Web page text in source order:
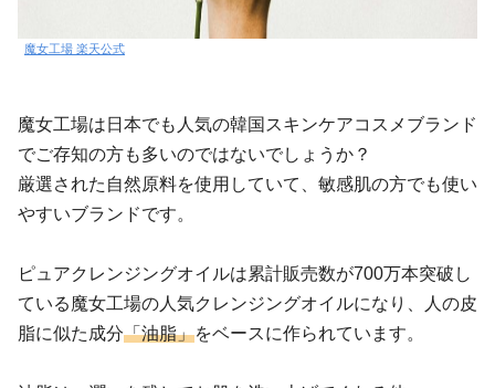
魔女工場 楽天公式
魔女工場は日本でも人気の韓国スキンケアコスメブランド
でご存知の方も多いのではないでしょうか？
厳選された自然原料を使用していて、敏感肌の方でも使い
やすいブランドです。
ピュアクレンジングオイルは累計販売数が700万本突破し
ている魔女工場の人気クレンジングオイルになり、人の皮
脂に似た成分「油脂」をベースに作られています。